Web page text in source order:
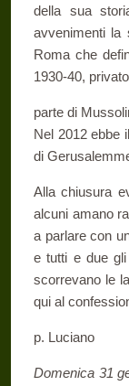
della sua
avvenimenti la
Roma che
1930-40,
parte di
Nel 2012 ebbe
di
Alla chiusura
alcuni amano
a parlare con
e tutti e due gli
scorrevano le
qui al
p. Luciano
Domenica 31